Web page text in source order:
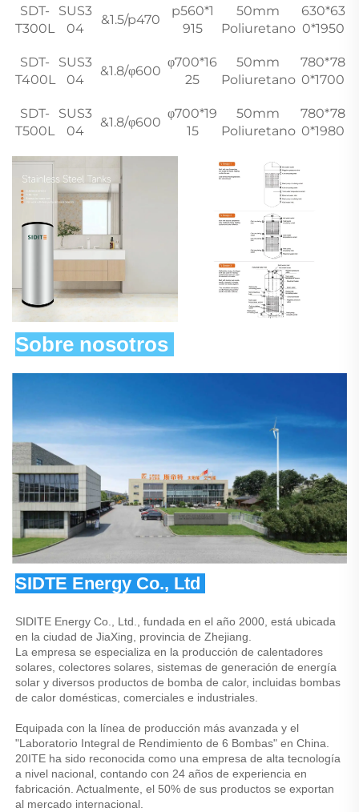
SDT-
T300L
SUS3
04
&1.5/p470
p560*1
915
50mm
Poliuretano
630*63
0*1950
SDT-
T400L
SUS3
04
&1.8/φ600
φ700*16
25
50mm
Poliuretano
780*78
0*1700
SDT-
T500L
SUS3
04
&1.8/φ600
φ700*19
15
50mm
Poliuretano
780*78
0*1980
Sobre nosotros
SIDTE Energy Co., Ltd
SIDITE Energy Co., Ltd., fundada en el año 2000, está ubicada
en la ciudad de JiaXing, provincia de Zhejiang.
La empresa se especializa en la producción de calentadores
solares, colectores solares, sistemas de generación de energía
solar y diversos productos de bomba de calor, incluidas bombas
de calor domésticas, comerciales e industriales.
Equipada con la línea de producción más avanzada y el
"Laboratorio Integral de Rendimiento de 6 Bombas" en China.
20ITE ha sido reconocida como una empresa de alta tecnología
a nivel nacional, contando con 24 años de experiencia en
fabricación. Actualmente, el 50% de sus productos se exportan
al mercado internacional.